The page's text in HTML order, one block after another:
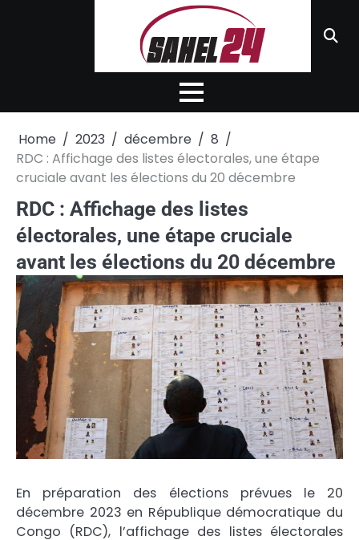
Home 2023 décembre
8
RDC : Affichage des listes électorales, une étape
cruciale avant les élections du 20 décembre
RDC : Affichage des listes
électorales, une étape cruciale
avant les élections du 20 décembre
En préparation des élections prévues le 20
décembre 2023 en République démocratique du
Congo (RDC), l’affichage des listes électorales